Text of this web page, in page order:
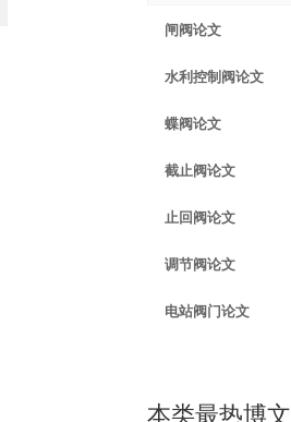
闸阀论文
水利控制阀论文
蝶阀论文
截止阀论文
止回阀论文
调节阀论文
电站阀门论文
本类最热博文